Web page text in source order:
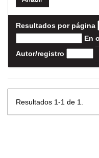
Resultados por página
En
Autor/registro
Resultados 1-1 de 1.